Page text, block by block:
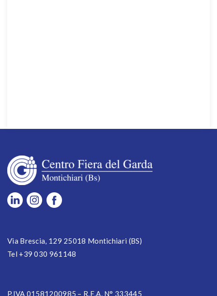
Via Brescia, 129 25018 Montichiari (BS)
Tel +39 030 961148
P.IVA 01581200985 – R.E.A. N° 333445